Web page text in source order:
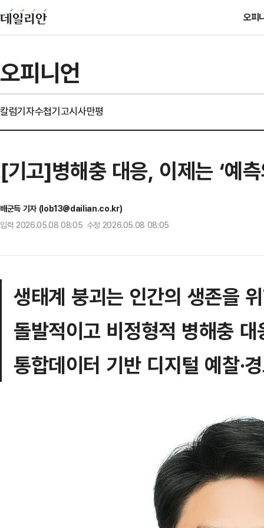
오피
오피니언
칼럼기자수첩기고시사만평
[기고]병해충 대응, 이제는 ‘예
배군득 기자 (lob13@dailian.co.kr)
입력 2026.05.08 08:05 수정 2026.05.08 08:05
생태계 붕괴는 인간의 생존을
돌발적이고 비정형적 병해충
통합데이터 기반 디지털 예찰·